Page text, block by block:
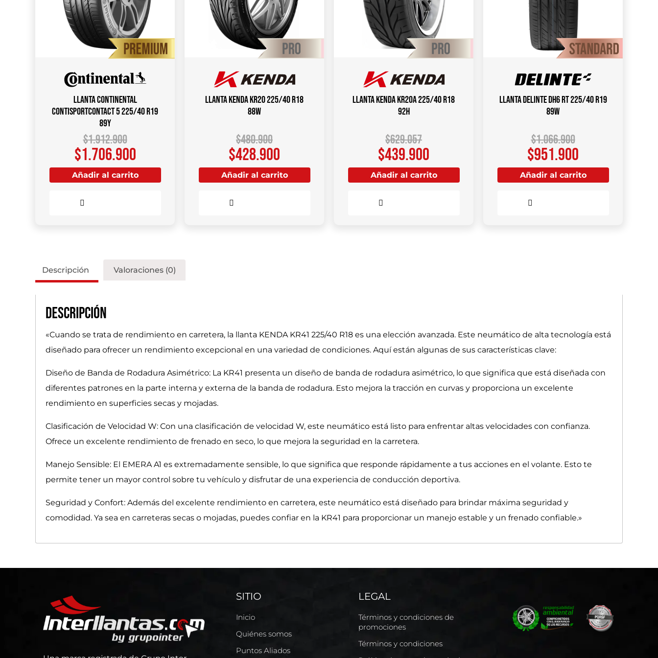
Llanta CONTINENTAL
ContiSportContact 5 225/40 R19
89Y
$1.912.900
$1.706.900
Añadir al carrito
Llanta KENDA KR20 225/40 R18
88W
$480.900
$428.900
Añadir al carrito
Llanta KENDA KR20A 225/40 R18
92H
$629.057
$439.900
Añadir al carrito
Llanta DELINTE DH6 RT 225/40 R19
89W
$1.066.900
$951.900
Añadir al carrito
Descripción Valoraciones (0)
Descripción
«Cuando se trata de rendimiento en carretera, la llanta KENDA KR41 225/40 R18 es una elección avanzada. Este neumático de alta tecnología está
diseñado para ofrecer un rendimiento excepcional en una variedad de condiciones. Aquí están algunas de sus características clave:
Diseño de Banda de Rodadura Asimétrico: La KR41 presenta un diseño de banda de rodadura asimétrico, lo que significa que está diseñada con
diferentes patrones en la parte interna y externa de la banda de rodadura. Esto mejora la tracción en curvas y proporciona un excelente
rendimiento en superficies secas y mojadas.
Clasificación de Velocidad W: Con una clasificación de velocidad W, este neumático está listo para enfrentar altas velocidades con confianza.
Ofrece un excelente rendimiento de frenado en seco, lo que mejora la seguridad en la carretera.
Manejo Sensible: El EMERA A1 es extremadamente sensible, lo que significa que responde rápidamente a tus acciones en el volante. Esto te
permite tener un mayor control sobre tu vehículo y disfrutar de una experiencia de conducción deportiva.
Seguridad y Confort: Además del excelente rendimiento en carretera, este neumático está diseñado para brindar máxima seguridad y
comodidad. Ya sea en carreteras secas o mojadas, puedes confiar en la KR41 para proporcionar un manejo estable y un frenado confiable.»
SITIO
Inicio
Quiénes somos
Puntos Aliados
LEGAL
Términos y condiciones de
promociones
Términos y condiciones